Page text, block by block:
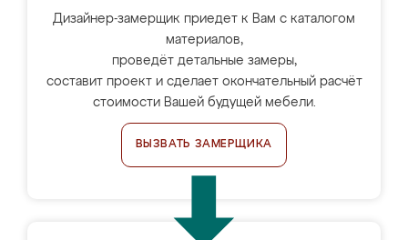
Дизайнер-замерщик приедет к Вам с каталогом
материалов,
проведёт детальные замеры,
составит проект и сделает окончательный расчёт
стоимости Вашей будущей мебели.
ВЫЗВАТЬ ЗАМЕРЩИКА